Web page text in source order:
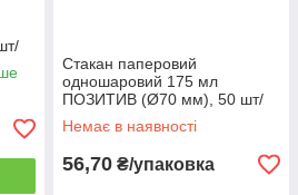
Стакан паперовий
одношаровий 175 мл
ПОЗИТИВ (Ø70 мм), 50 шт/
уп. (60 уп./ящик)
Немає в наявності
56,70 ₴/упаковка